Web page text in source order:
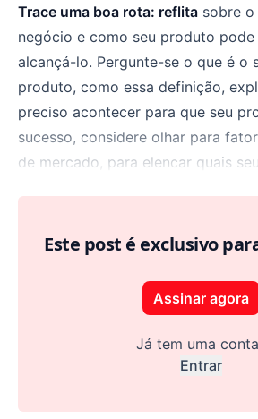
Trace uma boa rota: reflita sobre
negócio e como seu produto
alcançá-lo. Pergunte-se o que é o
produto, como essa definição,
preciso acontecer para que seu
sucesso, considere olhar para
de mercado, para elencar quais
Este post é exclusivo
Assinar agora
Já tem uma
Entrar